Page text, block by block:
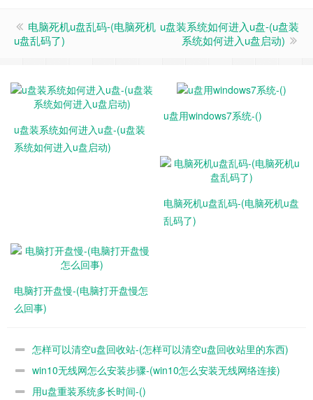
电脑死机u盘乱码-(电脑死机
u盘乱码了)
u盘装系统如何进入u盘-(u盘装
系统如何进入u盘启动)
u盘装系统如何进入u盘-(u盘装
系统如何进入u盘启动)
u盘用windows7系统-()
电脑死机u盘乱码-(电脑死机u盘
乱码了)
电脑打开盘慢-(电脑打开盘慢怎
么回事)
怎样可以清空u盘回收站-(怎样可以清空u盘回收站里的东西)
win10无线网怎么安装步骤-(win10怎么安装无线网络连接)
用u盘重装系统多长时间-()